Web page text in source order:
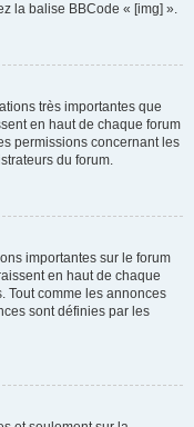
la balise BBCode « [img] ».
très importantes que
en haut de chaque forum
permissions concernant les
du forum.
importantes sur le forum
en haut de chaque
Tout comme les annonces
sont définies par les